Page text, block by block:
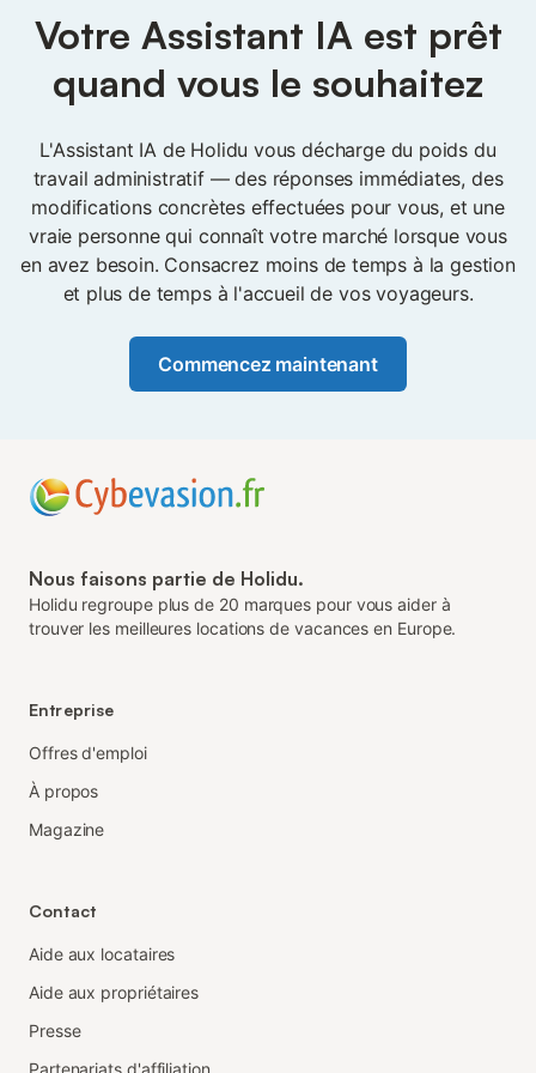
Il n'apporte aucune modification, n'active aucune
fonctionnalité et ne vous engage à rien sans votre
permission. Voyez-le comme un assistant bien informé
puis attend votre décision.
Votre Assistant IA est prêt
quand vous le souhaitez
L'Assistant IA de Holidu vous décharge du poids du
travail administratif — des réponses immédiates, des
modifications concrètes effectuées pour vous, et une
vraie personne qui connaît votre marché lorsque vous
en avez besoin. Consacrez moins de temps à la gestion
et plus de temps à l'accueil de vos voyageurs.
Commencez maintenant
Nous faisons partie de Holidu.
Holidu regroupe plus de 20 marques pour vous aider à
trouver les meilleures locations de vacances en Europe.
Entreprise
Offres d'emploi
À propos
Magazine
Contact
Aide aux locataires
Aide aux propriétaires
Presse